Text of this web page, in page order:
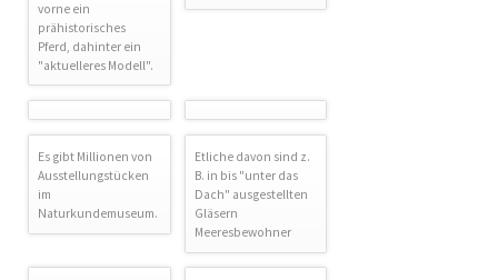
vorne ein
prähistorisches
Pferd, dahinter ein
"aktuelleres Modell".
Es gibt Millionen von
Ausstellungstücken
im
Naturkundemuseum.
Etliche davon sind z.
B. in bis "unter das
Dach" ausgestellten
Gläsern
Meeresbewohner